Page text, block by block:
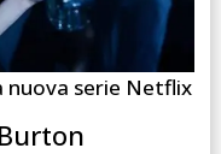
nuova serie Netflix